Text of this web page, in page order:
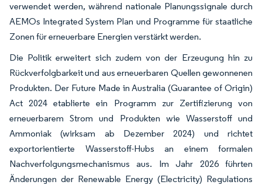
verwendet werden, während nationale Planungssignale durch
AEMOs Integrated System Plan und Programme für staatliche
Zonen für erneuerbare Energien verstärkt werden.
Die Politik erweitert sich zudem von der Erzeugung hin zu
Rückverfolgbarkeit und aus erneuerbaren Quellen gewonnenen
Produkten. Der Future Made in Australia (Guarantee of Origin)
Act 2024 etablierte ein Programm zur Zertifizierung von
erneuerbarem Strom und Produkten wie Wasserstoff und
Ammoniak (wirksam ab Dezember 2024) und richtet
exportorientierte Wasserstoff-Hubs an einem formalen
Nachverfolgungsmechanismus aus. Im Jahr 2026 führten
Änderungen der Renewable Energy (Electricity) Regulations